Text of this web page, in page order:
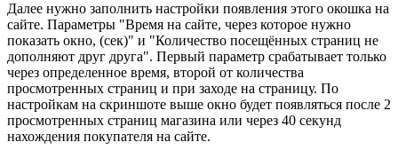
Далее нужно заполнить настройки появления этого окошка на
сайте. Параметры "Время на сайте, через которое нужно
показать окно, (сек)" и "Количество посещённых страниц не
дополняют друг друга". Первый параметр срабатывает только
через определенное время, второй от количества
просмотренных страниц и при заходе на страницу. По
настройкам на скриншоте выше окно будет появляться после 2
просмотренных страниц магазина или через 40 секунд
нахождения покупателя на сайте.